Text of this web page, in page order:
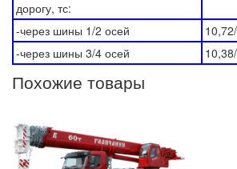
дорогу, тс:
-через шины 1/2 осей
-через шины 3/4 осей
Похожие товары